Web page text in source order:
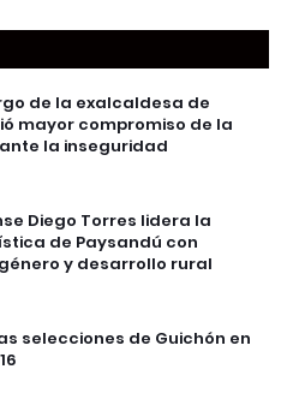
de la exalcaldesa de
mayor compromiso de la
la inseguridad
Diego Torres lidera la
de Paysandú con
y desarrollo rural
selecciones de Guichón en